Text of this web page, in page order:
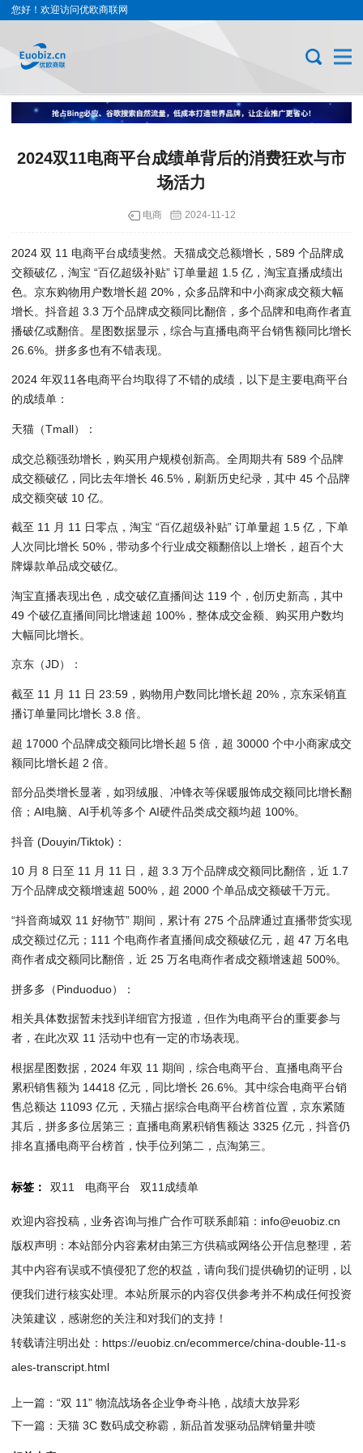
您好！欢迎访问优欧商联网
2024双11电商平台成绩单背后的消费狂欢与市
场活力
电商 2024-11-12
2024 双 11 电商平台成绩斐然。天猫成交总额增长，589 个品牌成
交额破亿，淘宝 “百亿超级补贴” 订单量超 1.5 亿，淘宝直播成绩出
色。京东购物用户数增长超 20%，众多品牌和中小商家成交额大幅
增长。抖音超 3.3 万个品牌成交额同比翻倍，多个品牌和电商作者直
播破亿或翻倍。星图数据显示，综合与直播电商平台销售额同比增长
26.6%。拼多多也有不错表现。
2024 年双11各电商平台均取得了不错的成绩，以下是主要电商平台
的成绩单：
天猫（Tmall）：
成交总额强劲增长，购买用户规模创新高。全周期共有 589 个品牌
成交额破亿，同比去年增长 46.5%，刷新历史纪录，其中 45 个品牌
成交额突破 10 亿。
截至 11 月 11 日零点，淘宝 “百亿超级补贴” 订单量超 1.5 亿，下单
人次同比增长 50%，带动多个行业成交额翻倍以上增长，超百个大
牌爆款单品成交破亿。
淘宝直播表现出色，成交破亿直播间达 119 个，创历史新高，其中
49 个破亿直播间同比增速超 100%，整体成交金额、购买用户数均
大幅同比增长。
京东（JD）：
截至 11 月 11 日 23:59，购物用户数同比增长超 20%，京东采销直
播订单量同比增长 3.8 倍。
超 17000 个品牌成交额同比增长超 5 倍，超 30000 个中小商家成交
额同比增长超 2 倍。
部分品类增长显著，如羽绒服、冲锋衣等保暖服饰成交额同比增长翻
倍；AI电脑、AI手机等多个 AI硬件品类成交额均超 100%。
抖音 (Douyin/Tiktok)：
10 月 8 日至 11 月 11 日，超 3.3 万个品牌成交额同比翻倍，近 1.7
万个品牌成交额增速超 500%，超 2000 个单品成交额破千万元。
“抖音商城双 11 好物节” 期间，累计有 275 个品牌通过直播带货实现
成交额过亿元；111 个电商作者直播间成交额破亿元，超 47 万名电
商作者成交额同比翻倍，近 25 万名电商作者成交额增速超 500%。
拼多多（Pinduoduo）：
相关具体数据暂未找到详细官方报道，但作为电商平台的重要参与
者，在此次双 11 活动中也有一定的市场表现。
根据星图数据，2024 年双 11 期间，综合电商平台、直播电商平台
累积销售额为 14418 亿元，同比增长 26.6%。其中综合电商平台销
售总额达 11093 亿元，天猫占据综合电商平台榜首位置，京东紧随
其后，拼多多位居第三；直播电商累积销售额达 3325 亿元，抖音仍
排名直播电商平台榜首，快手位列第二，点淘第三。
标签： 双11 电商平台 双11成绩单
欢迎内容投稿，业务咨询与推广合作可联系邮箱：info@euobiz.cn
版权声明：本站部分内容素材由第三方供稿或网络公开信息整理，若
其中内容有误或不慎侵犯了您的权益，请向我们提供确切的证明，以
便我们进行核实处理。本站所展示的内容仅供参考并不构成任何投资
决策建议，感谢您的关注和对我们的支持！
转载请注明出处： https://euobiz.cn/ecommerce/china-double-11-s
ales-transcript.html
上一篇： “双 11” 物流战场各企业争奇斗艳，战绩大放异彩
下一篇： 天猫 3C 数码成交称霸，新品首发驱动品牌销量井喷